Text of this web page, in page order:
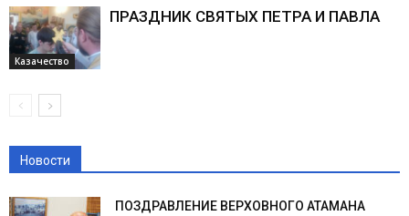
Казачество
ПРАЗДНИК СВЯТЫХ ПЕТРА И ПАВЛА
Новости
ПОЗДРАВЛЕНИЕ ВЕРХОВНОГО АТАМАНА